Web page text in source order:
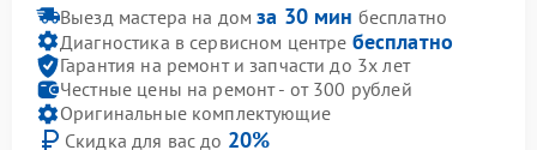
Выезд мастера на домза 30 мин бесплатно
Диагностика в сервисном центре бесплатно
Гарантия на ремонт и запчасти до 3х лет
Честные цены на ремонт - от 300 рублей
Оригинальные комплектующие
Скидка для вас до 20%